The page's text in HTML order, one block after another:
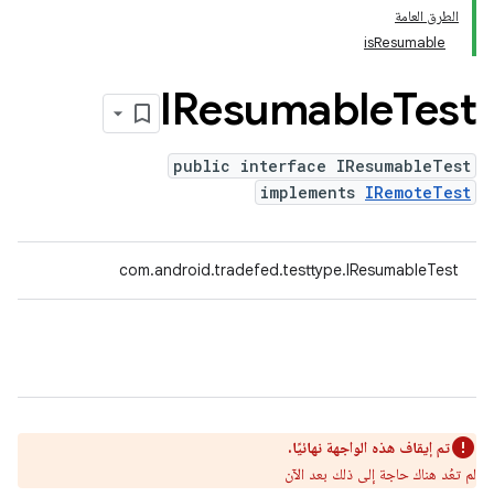
الطرق العامة
isResumable
IResumableTest
public interface IResumableTest
implements IRemoteTest
com.android.tradefed.testtype.IResumableTest
تم إيقاف هذه الواجهة نهائيًا.
لم تعُد هناك حاجة إلى ذلك بعد الآن